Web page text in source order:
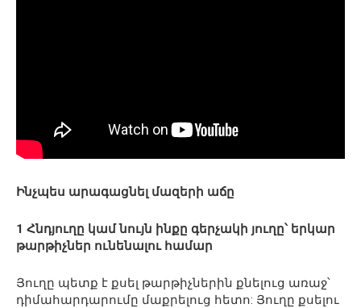
Ինչպես արագացնել մազերի աճը
1 Հնդյուղը կամ նույն ինքը գերչակի յուղը՝ երկար
թարթիչներ ունենալու համար
Յուղը պետք է քսել թարթիչներին քնելուց առաջ՝
դիմահարդարումը մաքրելուց հետո: Յուղը քսելու